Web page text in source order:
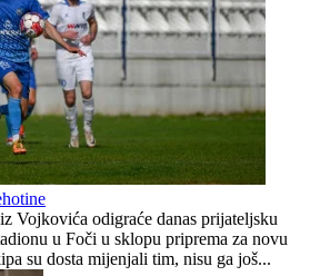
Sarajevo je motiv za sve nas
u Olovu